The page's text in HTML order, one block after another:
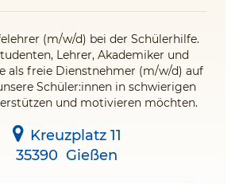
(m/w/d) bei der Schülerhilfe.
Lehrer, Akademiker und
als freie Dienstnehmer (m/w/d) auf
Schüler:innen in schwierigen
und motivieren möchten.
Kreuzplatz 11
35390 Gießen